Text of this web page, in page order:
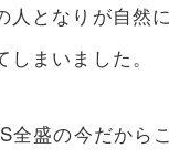
人となりが自然
まいました。
全盛の今だから